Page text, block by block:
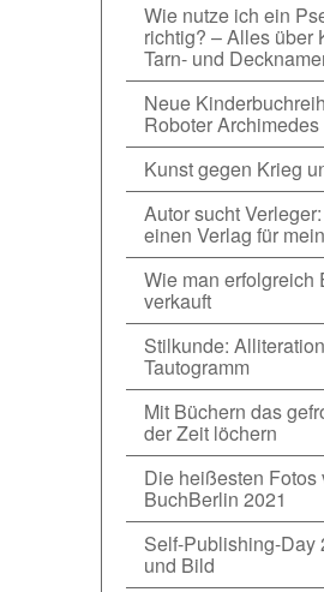
Wie nutze ich ein
richtig? – Alles über
Tarn- und
Neue
Roboter Archimedes
Kunst gegen Krieg
Autor sucht
einen Verlag für
Wie man erfolgreich
verkauft
Stilkunde:
Tautogramm
Mit Büchern das
der Zeit löchern
Die heißesten Fotos
BuchBerlin 2021
Self-Publishing-Day
und Bild